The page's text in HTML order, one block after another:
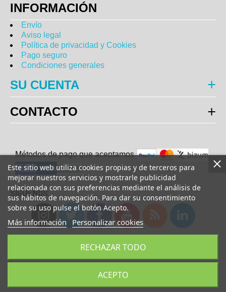
Este sitio web utiliza cookies propias y de terceros para
mejorar nuestros servicios y mostrarle publicidad
relacionada con sus preferencias mediante el análisis de
sus hábitos de navegación. Para dar su consentimiento
sobre su uso pulse el botón Acepto.
Más información Personalizar cookies
RECHAZAR TODO
ACEPTO
INFORMACIÓN
Envío
Aviso legal
Política de privacidad y Cookies
Pago seguro
Condiciones generales
SU CUENTA
CONTACTO
Métodos de pago que aceptamos
SÍGUENOS
© Copyright 2023 UsaFitness. All Rights Reserved.